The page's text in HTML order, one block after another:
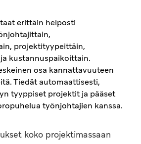
erittäin helposti
projektityypeittäin,
kustannuspaikoittain.
osa kannattavuuteen
Tiedät automaattisesti,
tyyppiset projektit ja pääset
työnjohtajien kanssa.
koko projektimassaan